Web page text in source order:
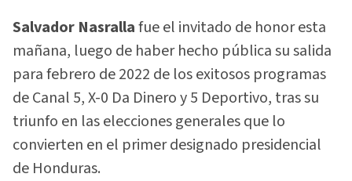
Salvador Nasrallafue el invitado de honor esta
mañana, luego de haber hecho pública su salida
para febrero de 2022 de los exitosos programas
de Canal 5, X-0 Da Dinero y 5 Deportivo, tras su
triunfo en las elecciones generales que lo
convierten en el primer designado presidencial
de Honduras.